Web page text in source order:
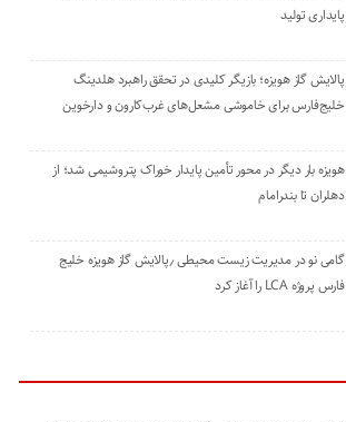
پایداری تولید
پالایش گاز هویزه؛ بازیگر کلیدی در تحقق راهبرد هلدینگ
خلیج‌فارس برای خاموشی مشعل‌های غرب‌کارون و دارخوین
هویزه بار دیگر در محور تأمین پایدار خوراک پتروشیمی شد؛ از
دهلران تا بندرامام
گامی نو در مدیریت زیست ‌محیطی ٫پالایش گاز هویزه خلیج
‌فارس پروژه LCA را آغاز کرد